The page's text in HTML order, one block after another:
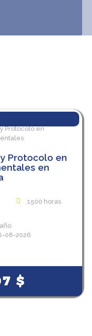
Protocolo en
en
1500 horas
08-2026
$